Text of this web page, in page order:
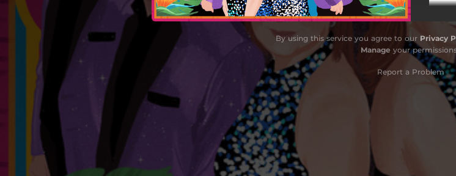
By using this service you agree to our Privacy
Manage your
Report a Problem